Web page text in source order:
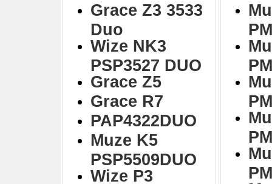
Grace Z3 3533
Duo
Wize NK3
PSP3527 DUO
Grace Z5
Grace R7
PAP4322DUO
Muze K5
PSP5509DUO
Wize P3